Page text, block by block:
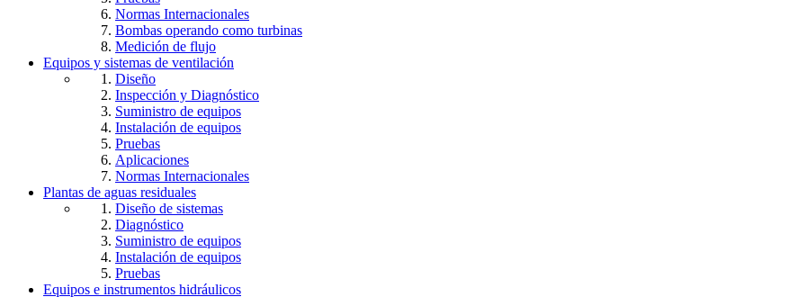
Normas Internacionales
Bombas operando como turbinas
Medición de flujo
Equipos y sistemas de ventilación
Diseño
Inspección y Diagnóstico
Suministro de equipos
Instalación de equipos
Pruebas
Aplicaciones
Normas Internacionales
Plantas de aguas residuales
Diseño de sistemas
Diagnóstico
Suministro de equipos
Instalación de equipos
Pruebas
Equipos e instrumentos hidráulicos